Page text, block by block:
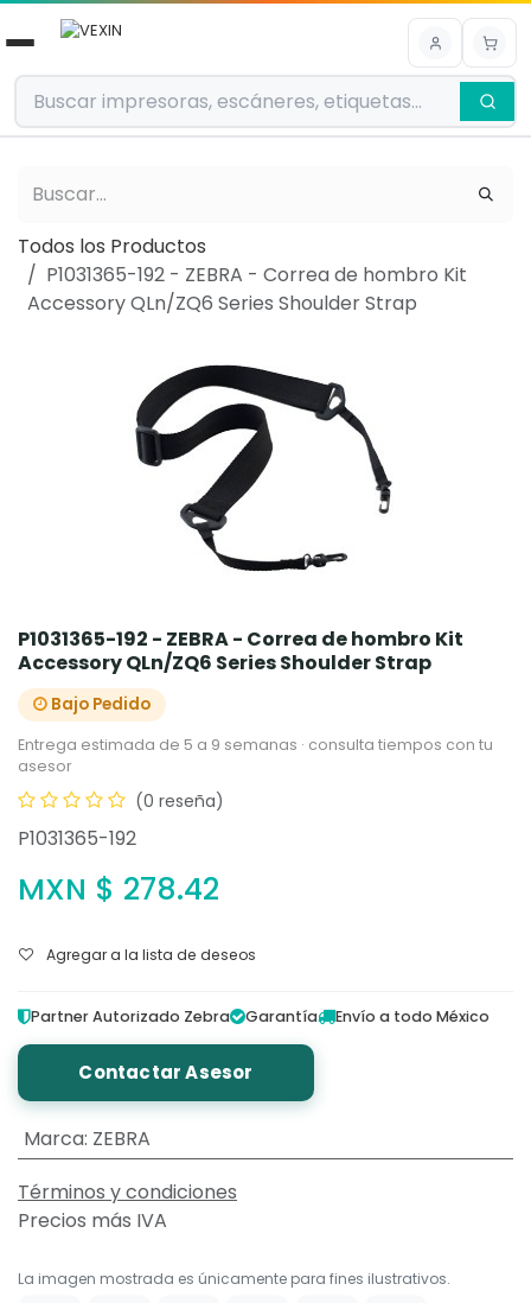
Ir al contenido
Todos los Productos
P1031365-192 - ZEBRA - Correa de hombro Kit
Accessory QLn/ZQ6 Series Shoulder Strap
P1031365-192 - ZEBRA - Correa de hombro Kit
Accessory QLn/ZQ6 Series Shoulder Strap
Bajo Pedido
Entrega estimada de 5 a 9 semanas · consulta tiempos con tu
asesor
(0 reseña)
P1031365-192
MXN $ 278.42
Agregar a la lista de deseos
Partner Autorizado Zebra Garantía Envío a todo México
Contactar Asesor
Marca: ZEBRA
Términos y condiciones
Precios más IVA
La imagen mostrada es únicamente para fines ilustrativos.